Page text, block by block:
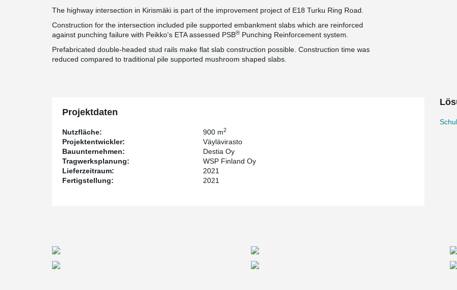
The highway intersection in Kirismäki is part of the improvement project of E18 Turku Ring Road.
Construction for the intersection included pile supported embankment slabs which are reinforced
against punching failure with Peikko's ETA assessed PSB® Punching Reinforcement system.
Prefabricated double-headed stud rails make flat slab construction possible. Construction time was
reduced compared to traditional pile supported mushroom shaped slabs.
Projektdaten
Nutzfläche: 900 m2
Projektentwickler:
Väylävirasto
Bauunternehmen:
Destia Oy
Tragwerksplanung:
WSP Finland Oy
Lieferzeitraum:
2021
Fertigstellung:
2021